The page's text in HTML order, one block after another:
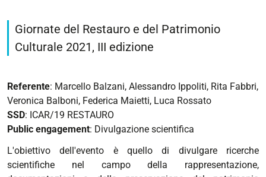
del-
restauro-
patrimonio-
culturale-
2021
Giornate
Restauro
e
Giornate del Restauro e del Patrimonio
Culturale 2021, III edizione
Referente: Marcello Balzani, Alessandro Ippoliti, Rita Fabbri,
Veronica Balboni, Federica Maietti, Luca Rossato
SSD: ICAR/19 RESTAURO
Public engagement: Divulgazione scientifica
L'obiettivo dell'evento è quello di divulgare ricerche
scientifiche nel campo della rappresentazione,